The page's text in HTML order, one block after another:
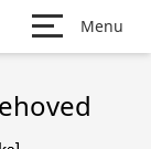
Menu